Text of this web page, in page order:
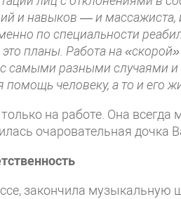
и навыков — и массажиста,
по специальности
планы. Работа на
самыми разными случаями и
человеку, а то и его
на работе. Она всегда
очаровательная дочка
закончила музыкальную